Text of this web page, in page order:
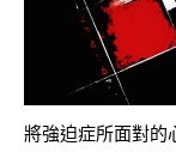
將強迫症所面對的